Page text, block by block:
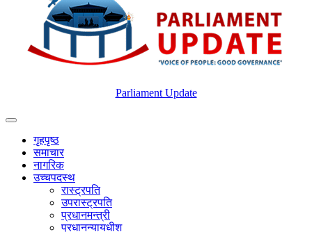
Parliament Update
गृहपृष्ठ
समाचार
नागरिक
उच्चपदस्थ
रास्ट्रपति
उपरास्ट्रपति
प्रधानमन्त्री
प्रधानन्यायधीश